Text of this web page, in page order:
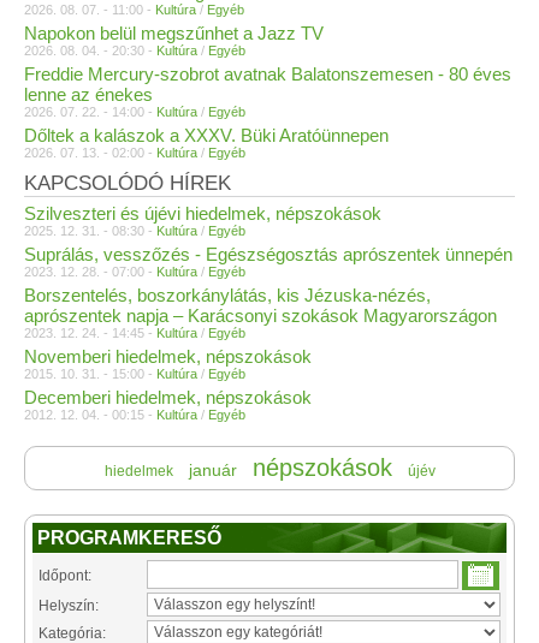
2026. 08. 07. - 11:00 - Kultúra / Egyéb
Napokon belül megszűnhet a Jazz TV
2026. 08. 04. - 20:30 - Kultúra / Egyéb
Freddie Mercury-szobrot avatnak Balatonszemesen - 80 éves
lenne az énekes
2026. 07. 22. - 14:00 - Kultúra / Egyéb
Dőltek a kalászok a XXXV. Büki Aratóünnepen
2026. 07. 13. - 02:00 - Kultúra / Egyéb
KAPCSOLÓDÓ HÍREK
Szilveszteri és újévi hiedelmek, népszokások
2025. 12. 31. - 08:30 - Kultúra / Egyéb
Suprálás, vesszőzés - Egészségosztás aprószentek ünnepén
2023. 12. 28. - 07:00 - Kultúra / Egyéb
Borszentelés, boszorkánylátás, kis Jézuska-nézés,
aprószentek napja – Karácsonyi szokások Magyarországon
2023. 12. 24. - 14:45 - Kultúra / Egyéb
Novemberi hiedelmek, népszokások
2015. 10. 31. - 15:00 - Kultúra / Egyéb
Decemberi hiedelmek, népszokások
2012. 12. 04. - 00:15 - Kultúra / Egyéb
hiedelmek január népszokások újév
PROGRAMKERESŐ
Időpont:
Helyszín:
Kategória: